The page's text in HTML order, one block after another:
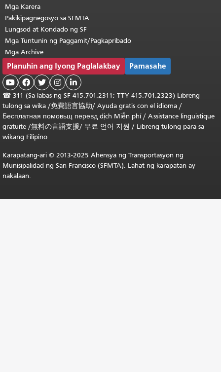
Mga Karera
Pakikipagnegosyo sa SFMTA
Lungsod at Kondado ng SF
Mga Tuntunin ng Paggamit/Pagkapribado
Mga Archive
Planuhin ang Iyong Paglalakbay Pamasahe
    
☎ 311 (Sa labas ng SF 415.701.2311; TTY 415.701.2323) Libreng
tulong sa wika /免費語言協助/ Ayuda gratis con el idioma /
Бесплатная помовьщ перевд dịch Miễn phí/ Assistance linguistique
gratuite /無料の言語支援/ 무료 언어 지원 / Libreng tulong para sa
wikang Filipino
Karapatang-ari © 2013-2025 Ahensya ng Transportasyon ng
Munisipalidad ng San Francisco (SFMTA). Lahat ng karapatan ay
nakalaan.